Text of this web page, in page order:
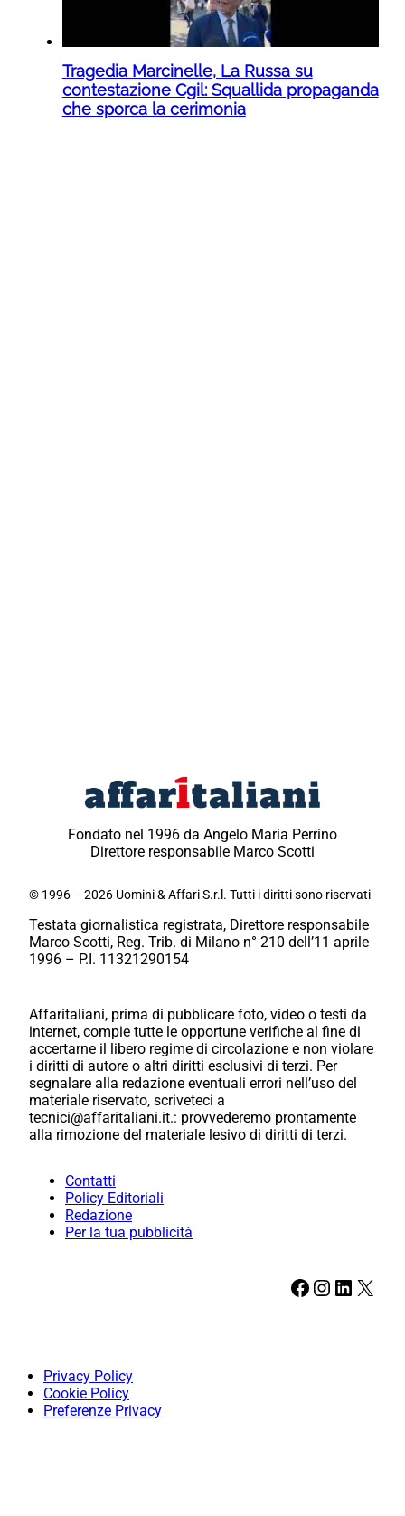
Tragedia Marcinelle, La Russa su
contestazione Cgil: Squallida propaganda
che sporca la cerimonia
Fondato nel 1996 da Angelo Maria Perrino
Direttore responsabile Marco Scotti
© 1996 – 2026 Uomini & Affari S.r.l. Tutti i diritti sono riservati
Testata giornalistica registrata, Direttore responsabile
Marco Scotti, Reg. Trib. di Milano n° 210 dell’11 aprile
1996 – P.I. 11321290154
Affaritaliani, prima di pubblicare foto, video o testi da
internet, compie tutte le opportune verifiche al fine di
accertarne il libero regime di circolazione e non violare
i diritti di autore o altri diritti esclusivi di terzi. Per
segnalare alla redazione eventuali errori nell’uso del
materiale riservato, scriveteci a
tecnici@affaritaliani.it.: provvederemo prontamente
alla rimozione del materiale lesivo di diritti di terzi.
Contatti
Policy Editoriali
Redazione
Per la tua pubblicità
Facebook Instagram LinkedIn X
Privacy Policy
Cookie Policy
Preferenze Privacy